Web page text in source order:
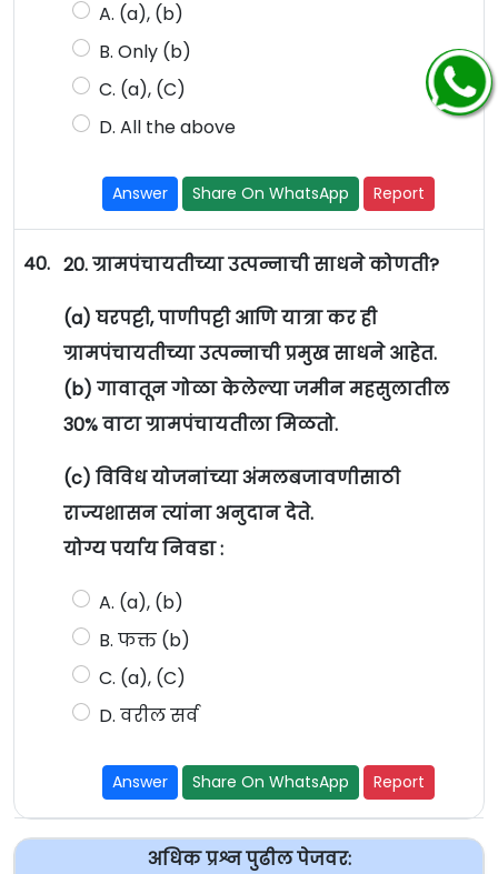
A. (a), (b)
B. Only (b)
C. (a), (C)
D. All the above
Answer Share On WhatsApp Report
40. 20. ग्रामपंचायतीच्या उत्पन्नाची साधने कोणती?
(a) घरपट्टी, पाणीपट्टी आणि यात्रा कर ही
ग्रामपंचायतीच्या उत्पन्नाची प्रमुख साधने आहेत.
(b) गावातून गोळा केलेल्या जमीन महसुलातील
30% वाटा ग्रामपंचायतीला मिळतो.
(c) विविध योजनांच्या अंमलबजावणीसाठी
राज्यशासन त्यांना अनुदान देते.
योग्य पर्याय निवडा :
A. (a), (b)
B. फक्त (b)
C. (a), (C)
D. वरील सर्व
Answer Share On WhatsApp Report
अधिक प्रश्न पुढील पेजवर: